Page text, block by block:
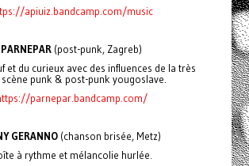
apiuiz.bandcamp.com/music
PARNEPAR (post-punk, Zagreb)
et du curieux avec des influences de la très
punk & post-punk yougoslave.
parnepar.bandcamp.com/
GERANNO(chanson brisée, Metz)
à rythme et mélancolie hurlée.